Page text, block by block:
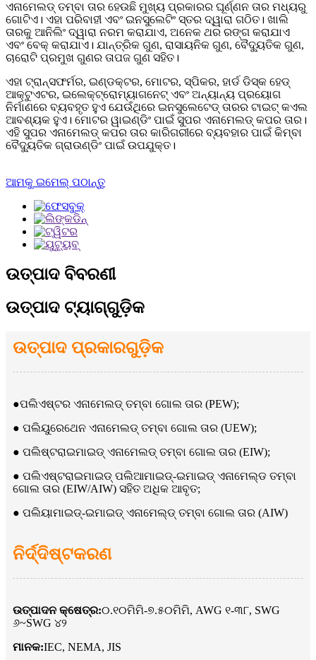
ଏନାମେଲଡ୍ ତମ୍ବା ତାର ହେଉଛି ମୁଖ୍ୟ ପ୍ରକାରର ଘୂର୍ଣ୍ଣନ ତାର ମଧ୍ୟରୁ
ଗୋଟିଏ। ଏହା ପରିବାହୀ ଏବଂ ଇନସୁଲେଟିଂ ସ୍ତର ଦ୍ୱାରା ଗଠିତ। ଖାଲି
ତାରକୁ ଆନିଲିଂ ଦ୍ୱାରା ନରମ କରାଯାଏ, ଅନେକ ଥର ରଙ୍ଗ କରାଯାଏ
ଏବଂ ବେକ୍ କରାଯାଏ। ଯାନ୍ତ୍ରିକ ଗୁଣ, ରାସାୟନିକ ଗୁଣ, ବୈଦ୍ୟୁତିକ ଗୁଣ,
ଚାରୋଟି ପ୍ରମୁଖ ଗୁଣର ତାପଜ ଗୁଣ ସହିତ।
ଏହା ଟ୍ରାନ୍ସଫର୍ମର, ଇଣ୍ଡକ୍ଟର, ମୋଟର, ସ୍ପିକର, ହାର୍ଡ ଡିସ୍କ ହେଡ୍
ଆକ୍ଟୁଏଟର, ଇଲେକ୍ଟ୍ରୋମ୍ୟାଗନେଟ୍ ଏବଂ ଅନ୍ୟାନ୍ୟ ପ୍ରୟୋଗ
ନିର୍ମାଣରେ ବ୍ୟବହୃତ ହୁଏ ଯେଉଁଥିରେ ଇନସୁଲେଟେଡ୍ ତାରର ଟାଇଟ୍ କଏଲ
ଆବଶ୍ୟକ ହୁଏ। ମୋଟର ୱାଇଣ୍ଡିଂ ପାଇଁ ସୁପର ଏନାମେଲଡ୍ କପର ତାର।
ଏହି ସୁପର ଏନାମେଲଡ୍ କପର ତାର କାରିଗରୀରେ ବ୍ୟବହାର ପାଇଁ କିମ୍ବା
ବୈଦ୍ୟୁତିକ ଗ୍ରାଉଣ୍ଡିଂ ପାଇଁ ଉପଯୁକ୍ତ।
ଆମକୁ ଇମେଲ୍ ପଠାନ୍ତୁ
ଉତ୍ପାଦ ବିବରଣୀ
ଉତ୍ପାଦ ଟ୍ୟାଗ୍‌ଗୁଡ଼ିକ
ଉତ୍ପାଦ ପ୍ରକାରଗୁଡ଼ିକ
●ପଲିଏଷ୍ଟର ଏନାମେଲଡ୍ ତମ୍ବା ଗୋଲ ତାର (PEW);
● ପଲିୟୁରେଥେନ ଏନାମେଲଡ୍ ତମ୍ବା ଗୋଲ ତାର (UEW);
● ପଲିଷ୍ଟରାଇମାଇଡ୍ ଏନାମେଲଡ୍ ତମ୍ବା ଗୋଲ ତାର (EIW);
● ପଲିଏଷ୍ଟରାଇମାଇଡ୍ ପଲିଆମାଇଡ୍-ଇମାଇଡ୍ ଏନାମେଲ୍ଡ ତମ୍ବା
ଗୋଲ ତାର (EIW/AIW) ସହିତ ଅଧିକ ଆବୃତ;
● ପଲିୟାମାଇଡ୍-ଇମାଇଡ୍ ଏନାମେଲ୍ଡ୍ ତମ୍ବା ଗୋଲ ତାର (AIW)
ନିର୍ଦ୍ଦିଷ୍ଟକରଣ
ଉତ୍ପାଦନ କ୍ଷେତ୍ର:୦.୧୦ମିମି-୭.୫୦ମିମି, AWG ୧-୩୮, SWG
୬~SWG ୪୨
ମାନକ:IEC, NEMA, JIS